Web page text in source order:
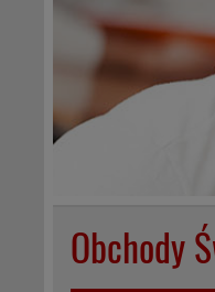
Obchody